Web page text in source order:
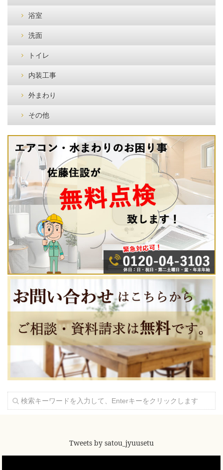
浴室
洗面
トイレ
内装工事
外まわり
その他
Tweets by satou_jyuusetu